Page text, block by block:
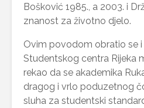
Bošković 1985., a 2003. i
znanost za životno djelo.
Ovim povodom obratio se i
Studentskog centra Rijeka
rekao da se akademika
dragog i vrlo poduzetnog
sluha za studentski